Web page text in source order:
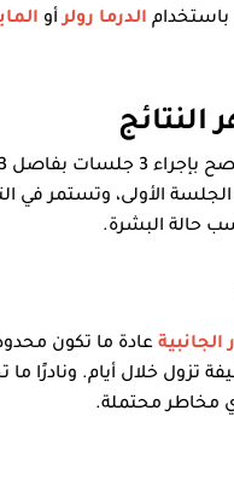
الدرما رولرأو
الجلسة الأولى، وتستمر
الجانبية عادة ما تكون
خلال أيام. ونادرًا ما
مخاطر محتملة.